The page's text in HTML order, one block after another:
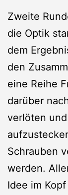
Zweite
die Optik
dem
den
eine Reihe
darüber
verlöten
Schrauben
werden.
Idee im